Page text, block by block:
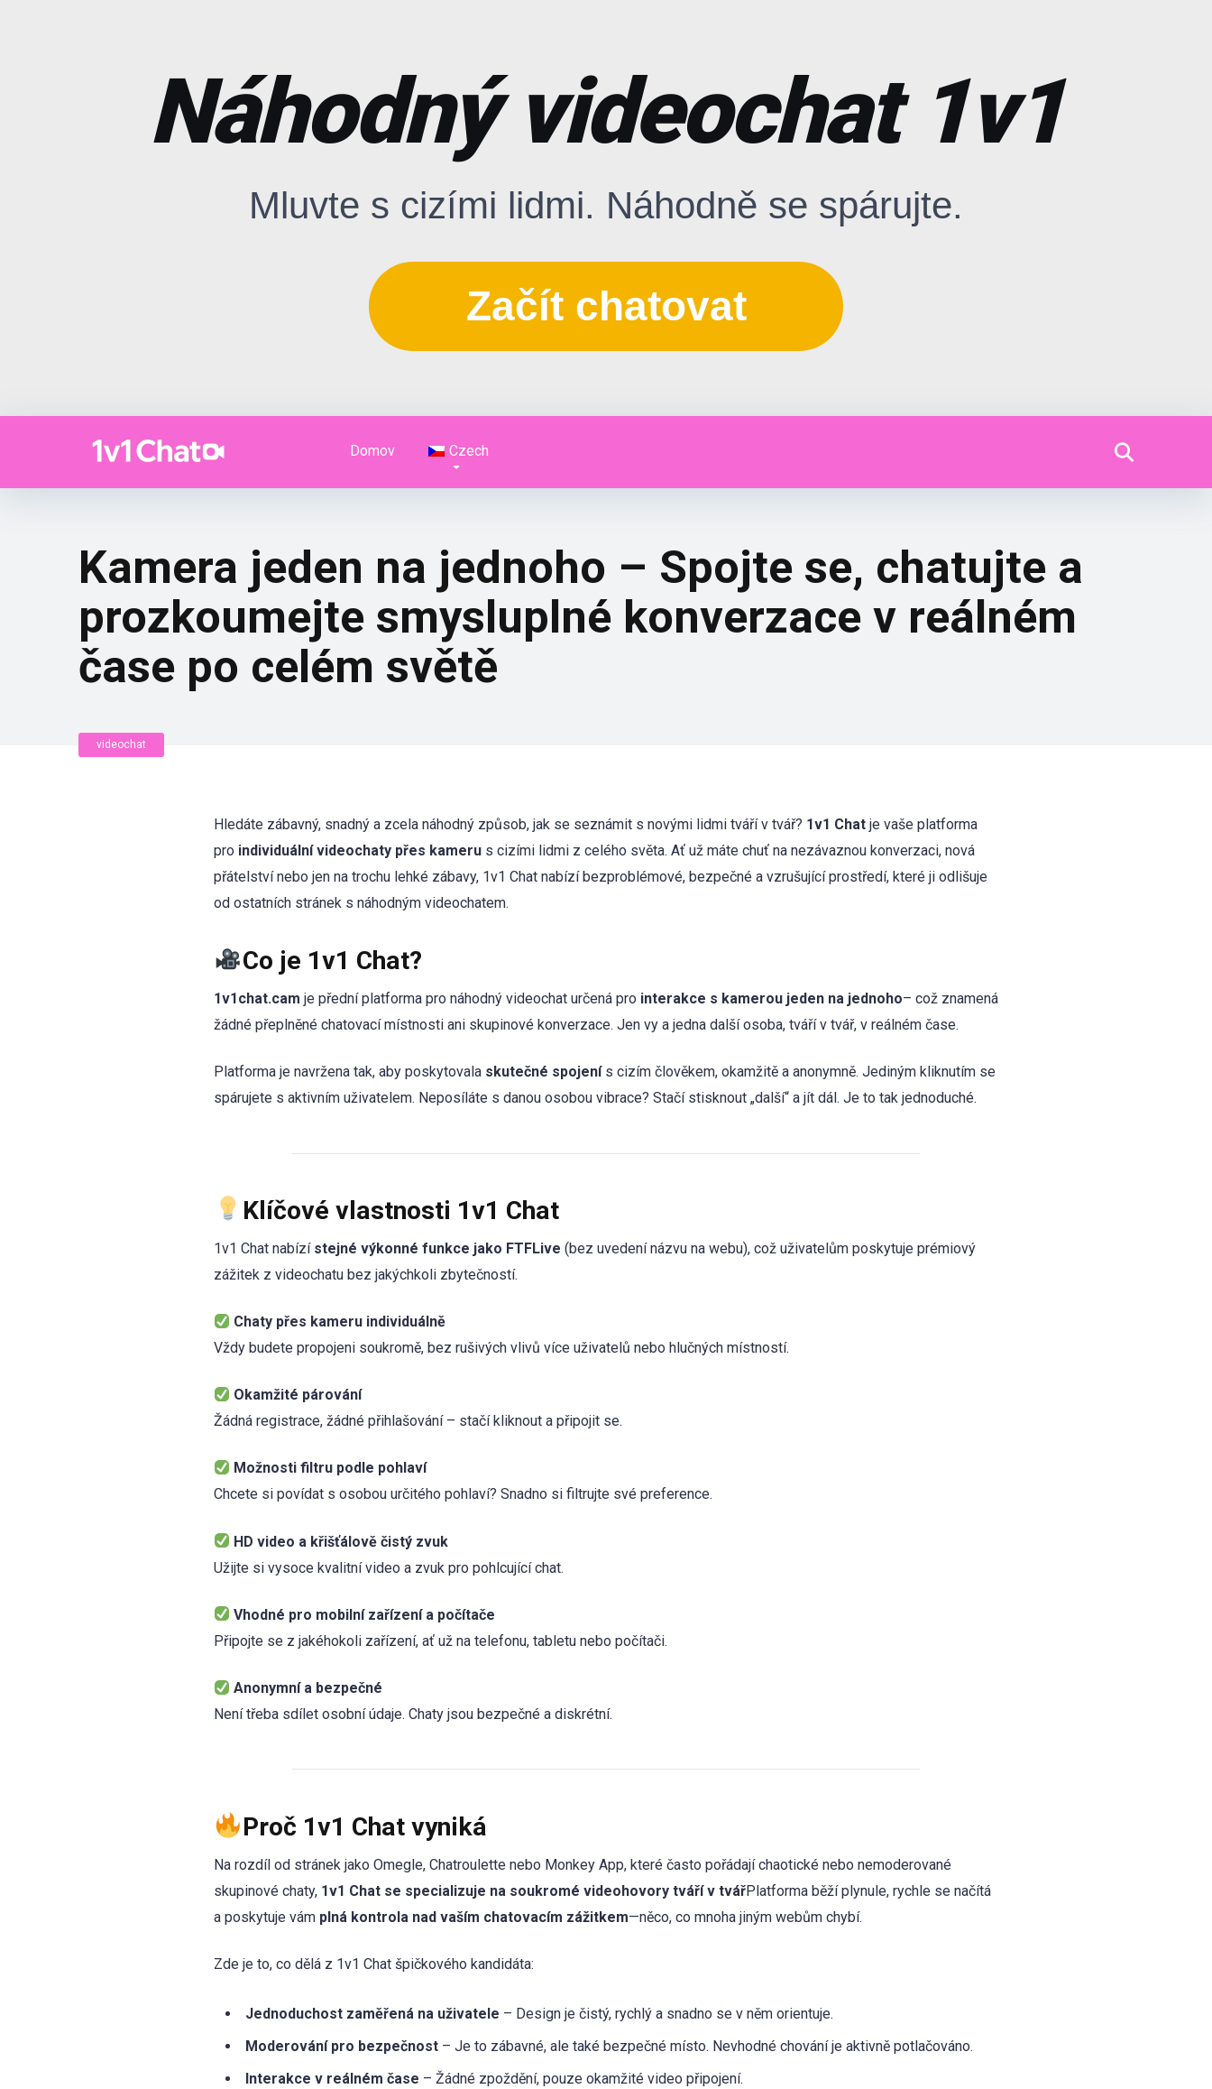
Náhodný videochat 1v1
Mluvte s cizími lidmi. Náhodně se spárujte.
Začít chatovat
Domov Czech
Kamera jeden na jednoho – Spojte se, chatujte a
prozkoumejte smysluplné konverzace v reálném
čase po celém světě
videochat
Hledáte zábavný, snadný a zcela náhodný způsob, jak se seznámit s novými lidmi tváří v tvář? 1v1 Chat je vaše platforma
pro individuální videochaty přes kameru s cizími lidmi z celého světa. Ať už máte chuť na nezávaznou konverzaci, nová
přátelství nebo jen na trochu lehké zábavy, 1v1 Chat nabízí bezproblémové, bezpečné a vzrušující prostředí, které ji odlišuje
od ostatních stránek s náhodným videochatem.
Co je 1v1 Chat?
1v1chat.cam je přední platforma pro náhodný videochat určená pro interakce s kamerou jeden na jednoho– což znamená
žádné přeplněné chatovací místnosti ani skupinové konverzace. Jen vy a jedna další osoba, tváří v tvář, v reálném čase.
Platforma je navržena tak, aby poskytovala skutečné spojenís cizím člověkem, okamžitě a anonymně. Jediným kliknutím se
spárujete s aktivním uživatelem. Neposíláte s danou osobou vibrace? Stačí stisknout „další“ a jít dál. Je to tak jednoduché.
Klíčové vlastnosti 1v1 Chat
1v1 Chat nabízí stejné výkonné funkce jako FTFLive (bez uvedení názvu na webu), což uživatelům poskytuje prémiový
zážitek z videochatu bez jakýchkoli zbytečností.
Chaty přes kameru individuálně
Vždy budete propojeni soukromě, bez rušivých vlivů více uživatelů nebo hlučných místností.
Okamžité párování
Žádná registrace, žádné přihlašování – stačí kliknout a připojit se.
Možnosti filtru podle pohlaví
Chcete si povídat s osobou určitého pohlaví? Snadno si filtrujte své preference.
HD video a křišťálově čistý zvuk
Užijte si vysoce kvalitní video a zvuk pro pohlcující chat.
Vhodné pro mobilní zařízení a počítače
Připojte se z jakéhokoli zařízení, ať už na telefonu, tabletu nebo počítači.
Anonymní a bezpečné
Není třeba sdílet osobní údaje. Chaty jsou bezpečné a diskrétní.
Proč 1v1 Chat vyniká
Na rozdíl od stránek jako Omegle, Chatroulette nebo Monkey App, které často pořádají chaotické nebo nemoderované
skupinové chaty, 1v1 Chat se specializuje na soukromé videohovory tváří v tvářPlatforma běží plynule, rychle se načítá
a poskytuje vám plná kontrola nad vaším chatovacím zážitkem—něco, co mnoha jiným webům chybí.
Zde je to, co dělá z 1v1 Chat špičkového kandidáta:
Jednoduchost zaměřená na uživatele – Design je čistý, rychlý a snadno se v něm orientuje.
Moderování pro bezpečnost – Je to zábavné, ale také bezpečné místo. Nevhodné chování je aktivně potlačováno.
Interakce v reálném čase – Žádné zpoždění, pouze okamžité video připojení.